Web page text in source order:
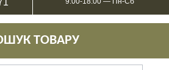
ТОВАРУ